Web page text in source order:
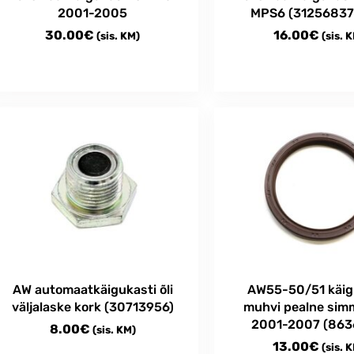
page
2001-2005
30.00€ (sis. KM)
MPS6
16.00€ (sis.
AW automaatkäigukasti õli
väljalaske kork (30713956)
8.00€ (sis. KM)
AW55-50/51
muhvi pealne
2001-2007
13.00€ (sis.